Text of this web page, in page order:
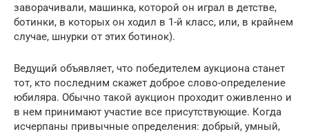
заворачивали, машинка, которой он играл в детстве,
ботинки, в которых он ходил в 1-й класс, или, в крайнем
случае, шнурки от этих ботинок).
Ведущий объявляет, что победителем аукциона станет
тот, кто последним скажет доброе слово-определение
юбиляра. Обычно такой аукцион проходит оживленно и
в нем принимают участие все присутствующие. Когда
исчерпаны привычные определения: добрый, умный,